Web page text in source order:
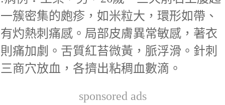
一簇密集的皰疹，如米粒大，環形如帶、
有灼熱刺痛感。局部皮膚異常敏感，著衣
則痛加劇。舌質紅苔微黃，脈浮滑。針刺
三商穴放血，各擠出粘稠血數滴。
sponsored ads